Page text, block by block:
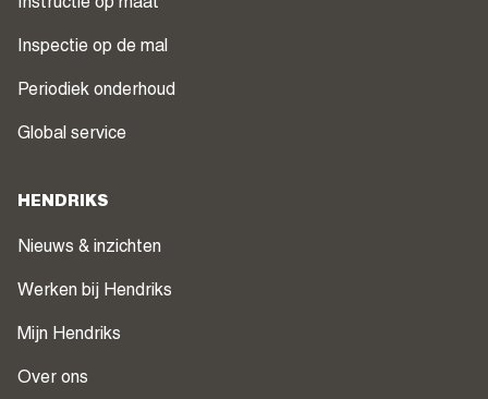
Instructie op maat
Inspectie op de mal
Periodiek onderhoud
Global service
HENDRIKS
Nieuws & inzichten
Werken bij Hendriks
Mijn Hendriks
Over ons